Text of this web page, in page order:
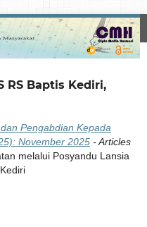
RS Baptis Kediri,
Pengabdian Kepada
November 2025- Articles
melalui Posyandu Lansia